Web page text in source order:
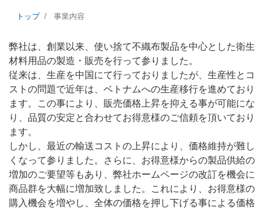
トップ 事業内容
弊社は、創業以来、使い捨て不織布製品を中心とした衛生
材料用品の製造・販売を行って参りました。
従来は、生産を中国にて行っておりましたが、生産性とコ
ストの問題で近年は、ベトナムへの生産移行を進めており
ます。この事により、販売価格上昇を抑える事が可能にな
り、品質の安定と合わせてお得意様のご信頼を頂いており
ます。
しかし、最近の輸送コストの上昇により、価格維持が難し
くなって参りました。さらに、お得意様からの製品供給の
増加のご要望等もあり、弊社ホームページの改訂を機会に
商品群を大幅に増加致しました。これにより、お得意様の
購入機会を増やし、全体の価格を押し下げる事による価格